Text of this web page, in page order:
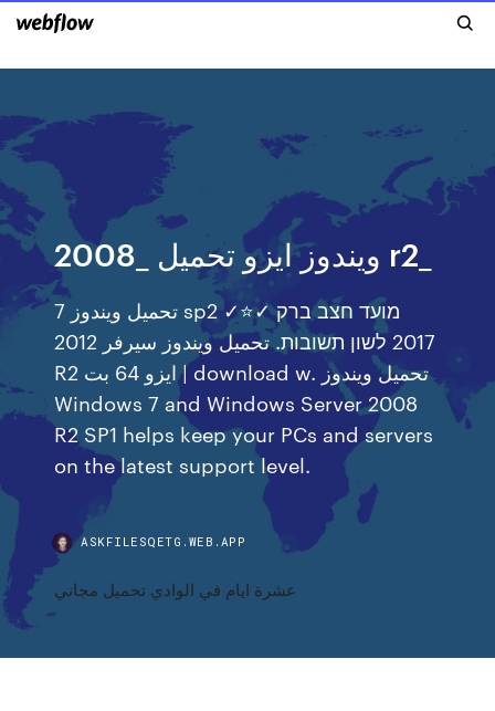
ويندوز ايزو تحميل _2008 r2_
تحميل ويندوز 7 sp2 ✓⭐✓ מועד חצב ברק
2017 לשון תשובות. تحميل ويندوز سيرفر 2012
R2 ايزو 64 بت | download w. تحميل ويندوز
Windows 7 and Windows Server 2008
R2 SP1 helps keep your PCs and servers
on the latest support level.
ASKFILESQETG.WEB.APP
عشرة ايام في الوادي تحميل مجاني